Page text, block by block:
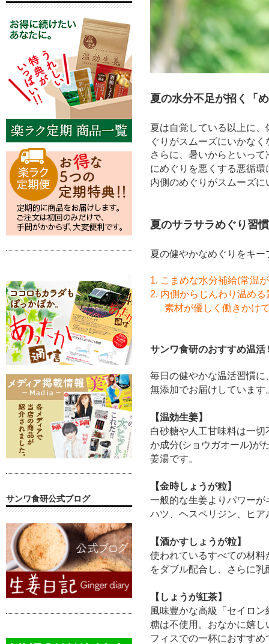
夏の水分不足が招く「
夏は自覚している以上に
ぐりがスムーズにいかな
さらに、暑いからといっ
にめぐりを悪くする悪循
内側のめぐりがスムーズ
夏のサラサラめぐり習
夏の健やかなめぐりをキ
1. こまめな水分補給(常温
2. 内側からじんわり温め
素材が優しく働きかけ
サンワ食研のおすすめ温活
毎日の健やかな温活習慣
無添加でお届けしています
【温効生姜】
白砂糖や人工甘味料は一
か成分(ショウガオール)が
姜湯です。
【金時しょうが粒】
一般的な生姜よりパワー
ハツ、ヘスペリジン、ヒ
【酒かすしょうが粒】
使われているすべての材料
をダブル配合し、さらに
【しょうが紅茶】
風味豊かな高級「セイロ
糖は不使用。おなかに嬉
フィスでの一杯におすすめ
サンワ食研公式ブログ